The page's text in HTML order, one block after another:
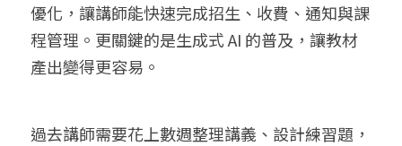
優化，讓講師能快速完成招生、收費、通知與課
程管理。更關鍵的是生成式 AI 的普及，讓教材
產出變得更容易。
過去講師需要花上數週整理講義、設計練習題，